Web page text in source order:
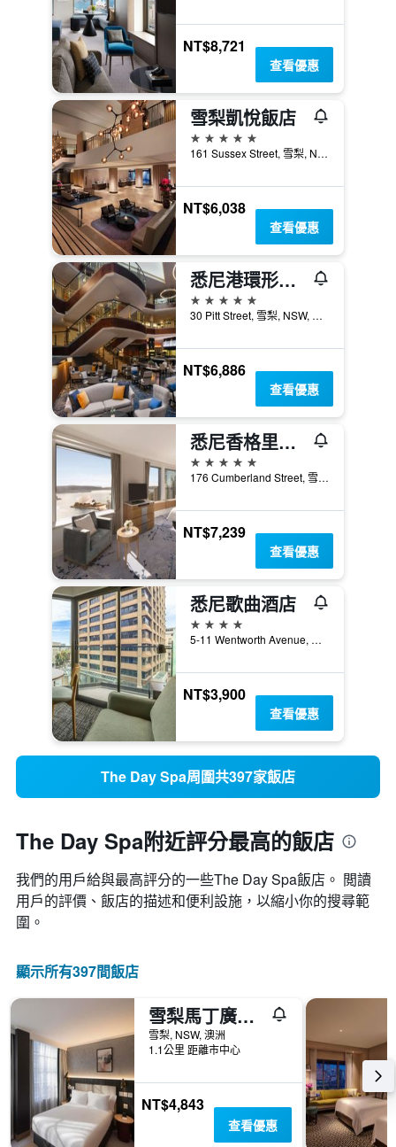
NT$8,721
查看優惠
雪梨凱悅飯店
5星級
161 Sussex Street, 雪梨, NSW, 澳洲
NT$6,038
查看優惠
悉尼港環形碼頭萬豪酒店
5星級
30 Pitt Street, 雪梨, NSW, 澳洲
NT$6,886
查看優惠
悉尼香格里拉大酒店
5星級
176 Cumberland Street, 雪梨, NSW, 澳洲
NT$7,239
查看優惠
悉尼歌曲酒店
4星級
5-11 Wentworth Avenue, 雪梨, NSW, 澳洲
NT$3,900
查看優惠
The Day Spa周圍共397家飯店
The Day Spa附近評分最高的飯店
我們的用戶給與最高評分的一些The Day Spa飯店。 閲讀
用戶的評價、飯店的描述和便利設施，以縮小你的搜尋範
圍。
顯示所有397間飯店
雪梨馬丁廣場旅遊旅館飯店
雪梨, NSW, 澳洲
1.1公里 距離市中心
NT$4,843
查看優惠